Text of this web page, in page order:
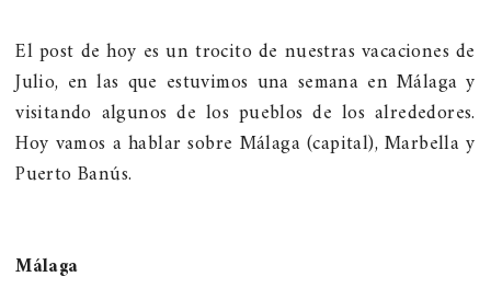
El post de hoy es un trocito de nuestras vacaciones de
Julio, en las que estuvimos una semana en Málaga y
visitando algunos de los pueblos de los alrededores.
Hoy vamos a hablar sobre Málaga (capital), Marbella y
Puerto Banús.
Málaga